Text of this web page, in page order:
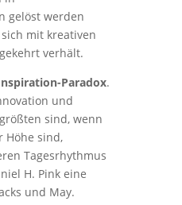
gelöst werden
mit kreativen
verhält.
Paradox.
und
sind, wenn
Höhe sind,
Tagesrhythmus
H. Pink eine
und May.